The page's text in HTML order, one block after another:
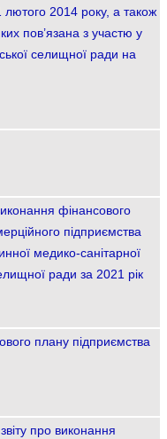
2014 року, а також
пов’язана з участю у
селищної ради на
фінансового
підприємства
медико-санітарної
ради за 2021 рік
плану підприємства
про виконання